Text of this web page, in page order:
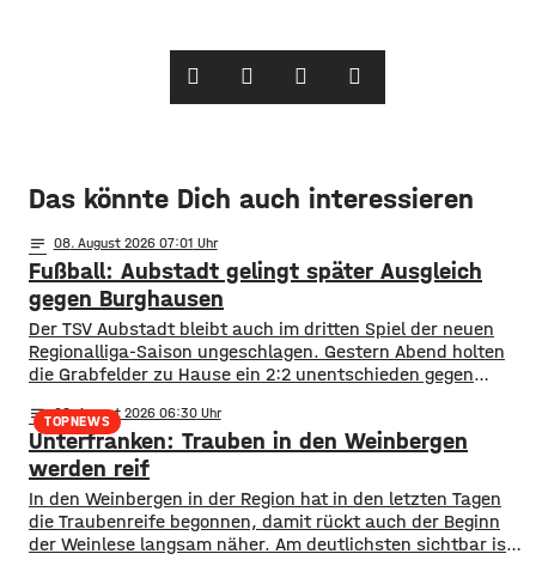
Das könnte Dich auch interessieren
notes 08. August 2026 07:01
Fußball: Aubstadt gelingt später Ausgleich
gegen Burghausen
Der TSV Aubstadt bleibt auch im dritten Spiel der neuen
Regionalliga-Saison ungeschlagen. Gestern Abend holten
die Grabfelder zu Hause ein 2:2 unentschieden gegen
späten Ausgleichstraffer. Max Grimm erzielte den per Kopf
in der dritten Minute der Nachspielzeit. Er war es auch, der
Aubstadt in der ersten Halbzeit zur
TOPNEWS
notes 08. August 2026 06:30
Unterfranken: Trauben in den Weinbergen
werden reif
In den Weinbergen in der Region hat in den letzten Tagen
die Traubenreife begonnen, damit rückt auch der Beginn
der Weinlese langsam näher. Am deutlichsten sichtbar ist